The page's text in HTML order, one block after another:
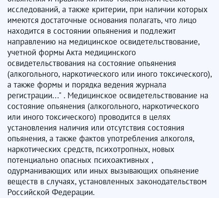
исследований, а также критерии, при наличии которых
имеются достаточные основания полагать, что лицо
находится в состоянии опьянения и подлежит
направлению на медицинское освидетельствование,
учетной формы Акта медицинского
освидетельствования на состояние опьянения
(алкогольного, наркотического или иного токсического),
а также формы и порядка ведения журнала
регистрации..." . Медицинское освидетельствование на
состояние опьянения (алкогольного, наркотического
или иного токсического) проводится в целях
установления наличия или отсутствия состояния
опьянения, а также фактов употребления алкоголя,
наркотических средств, психотропных, новых
потенциально опасных психоактивных ,
одурманивающих или иных вызывающих опьянение
веществ в случаях, установленных законодательством
Российской Федерации.